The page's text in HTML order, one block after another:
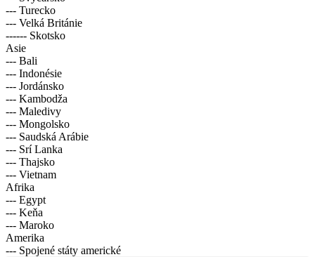
--- Turecko
--- Velká Británie
------ Skotsko
Asie
--- Bali
--- Indonésie
--- Jordánsko
--- Kambodža
--- Maledivy
--- Mongolsko
--- Saudská Arábie
--- Srí Lanka
--- Thajsko
--- Vietnam
Afrika
--- Egypt
--- Keňa
--- Maroko
Amerika
--- Spojené státy americké